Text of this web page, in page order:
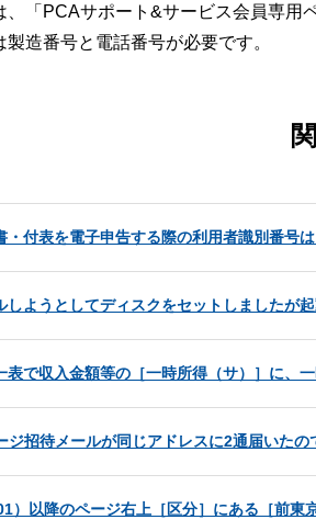
、「PCAサポート&サービス会員専用
造番号と電話番号が必要です。
・付表を電子申告する際の利用者識別番号
しようとしてディスクをセットしましたが起
表で収入金額等の［一時所得（サ）］に、
ジ招待メールが同じアドレスに2通届いたの
）以降のページ右上［区分］にある［前東